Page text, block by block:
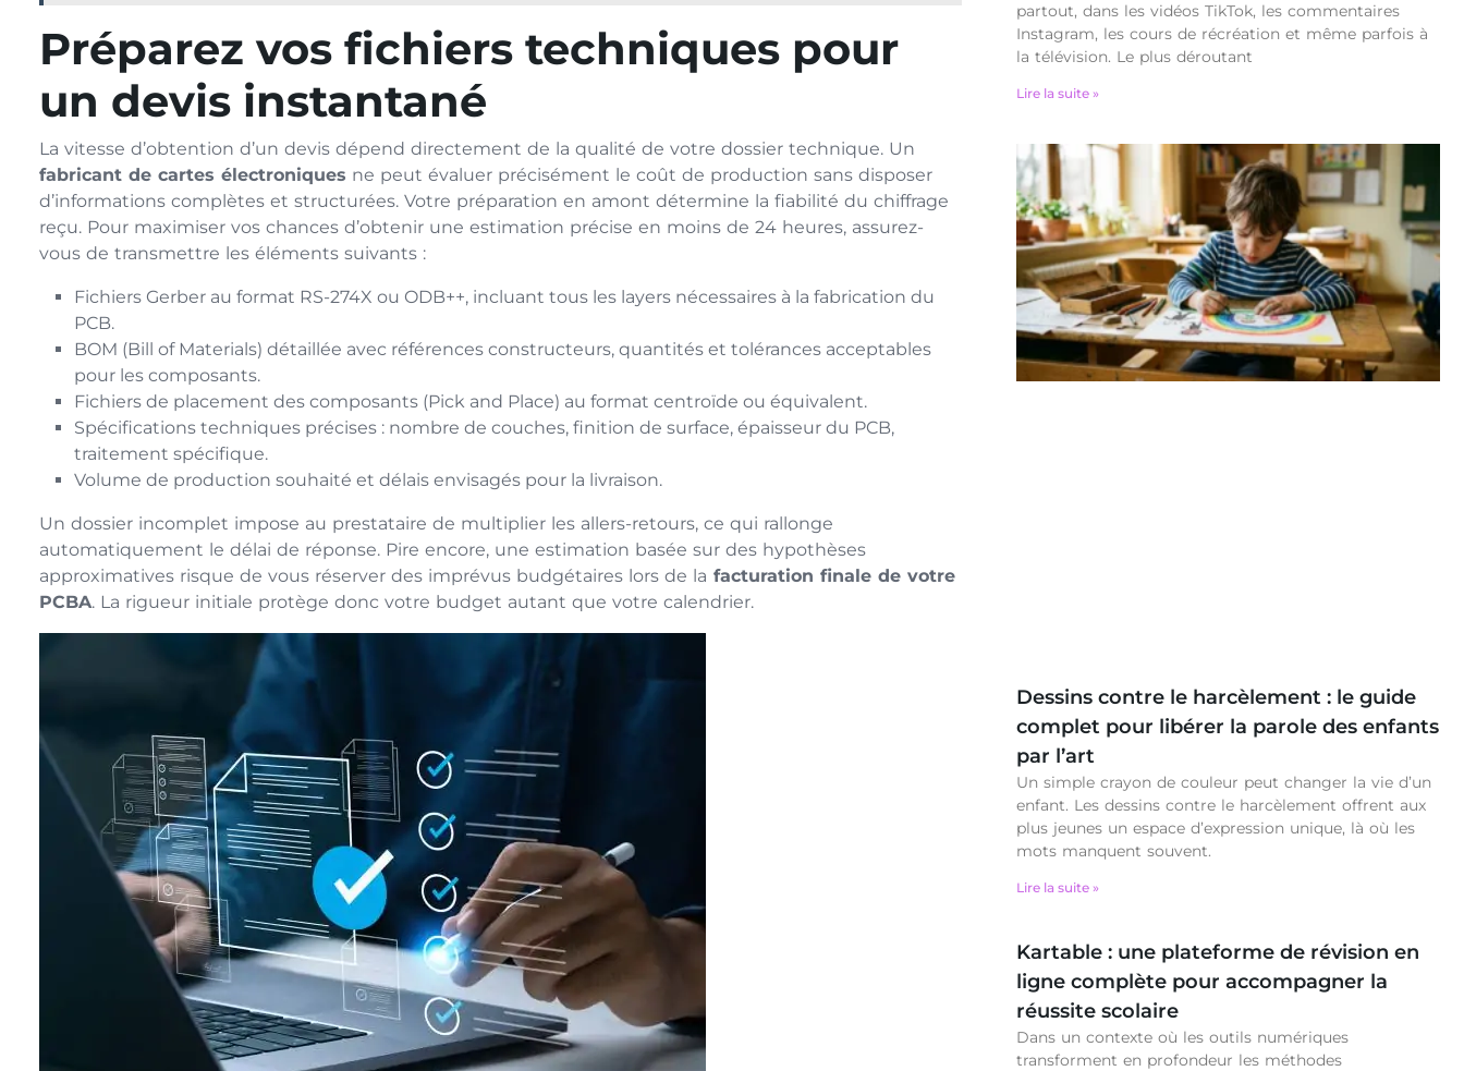
partout, dans les vidéos TikTok, les commentaires
Instagram, les cours de récréation et même parfois à
la télévision. Le plus déroutant
Lire la suite »
Dessins contre le harcèlement : le guide
complet pour libérer la parole des enfants
par l’art
Un simple crayon de couleur peut changer la vie d’un
enfant. Les dessins contre le harcèlement offrent aux
plus jeunes un espace d’expression unique, là où les
mots manquent souvent.
Lire la suite »
Kartable : une plateforme de révision en
ligne complète pour accompagner la
réussite scolaire
Dans un contexte où les outils numériques
transforment en profondeur les méthodes
Préparez vos fichiers techniques pour
un devis instantané
La vitesse d’obtention d’un devis dépend directement de la qualité de votre dossier technique. Un
fabricant de cartes électroniques ne peut évaluer précisément le coût de production sans disposer
d’informations complètes et structurées. Votre préparation en amont détermine la fiabilité du chiffrage
reçu. Pour maximiser vos chances d’obtenir une estimation précise en moins de 24 heures, assurez-
vous de transmettre les éléments suivants :
Fichiers Gerber au format RS-274X ou ODB++, incluant tous les layers nécessaires à la fabrication du
PCB.
BOM (Bill of Materials) détaillée avec références constructeurs, quantités et tolérances acceptables
pour les composants.
Fichiers de placement des composants (Pick and Place) au format centroïde ou équivalent.
Spécifications techniques précises : nombre de couches, finition de surface, épaisseur du PCB,
traitement spécifique.
Volume de production souhaité et délais envisagés pour la livraison.
Un dossier incomplet impose au prestataire de multiplier les allers-retours, ce qui rallonge
automatiquement le délai de réponse. Pire encore, une estimation basée sur des hypothèses
approximatives risque de vous réserver des imprévus budgétaires lors de la facturation finale de votre
PCBA. La rigueur initiale protège donc votre budget autant que votre calendrier.